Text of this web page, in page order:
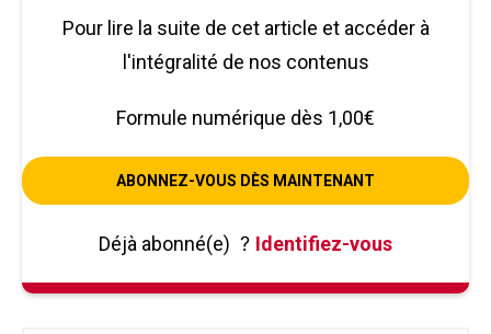
Pour lire la suite de cet article et accéder à
l'intégralité de nos contenus
Formule numérique dès 1,00€
ABONNEZ-VOUS DÈS MAINTENANT
Déjà abonné(e) ? Identifiez-vous